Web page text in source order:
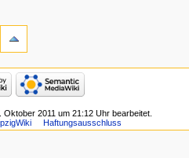
2011 um 21:12 Uhr bearbeitet.
Haftungsausschluss